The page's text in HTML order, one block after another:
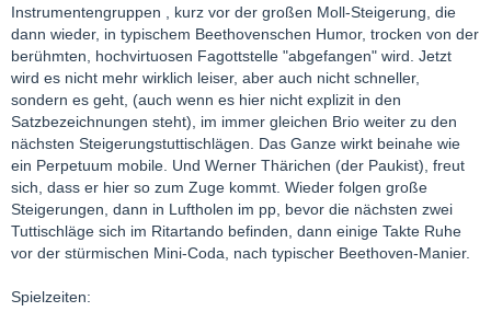
Instrumentengruppen , kurz vor der großen Moll-Steigerung, die
dann wieder, in typischem Beethovenschen Humor, trocken von der
berühmten, hochvirtuosen Fagottstelle "abgefangen" wird. Jetzt
wird es nicht mehr wirklich leiser, aber auch nicht schneller,
sondern es geht, (auch wenn es hier nicht explizit in den
Satzbezeichnungen steht), im immer gleichen Brio weiter zu den
nächsten Steigerungstuttischlägen. Das Ganze wirkt beinahe wie
ein Perpetuum mobile. Und Werner Thärichen (der Paukist), freut
sich, dass er hier so zum Zuge kommt. Wieder folgen große
Steigerungen, dann in Luftholen im pp, bevor die nächsten zwei
Tuttischläge sich im Ritartando befinden, dann einige Takte Ruhe
vor der stürmischen Mini-Coda, nach typischer Beethoven-Manier.
Spielzeiten: